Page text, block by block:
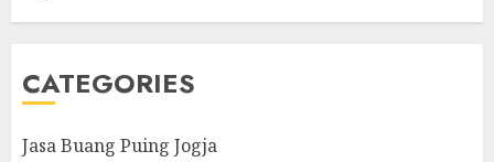
CATEGORIES
Jasa Buang Puing Jogja